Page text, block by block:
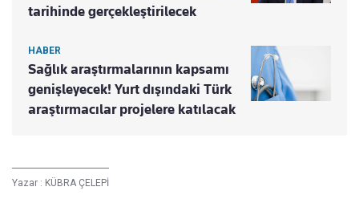
tarihinde gerçekleştirilecek
HABER
Sağlık araştırmalarının kapsamı
genişleyecek! Yurt dışındaki Türk
araştırmacılar projelere katılacak
Yazar : KÜBRA ÇELEPİ